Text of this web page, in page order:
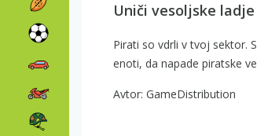
Uniči vesoljske ladje
Pirati so vdrli v tvoj sektor.
enoti, da napade piratske
Avtor: GameDistribution